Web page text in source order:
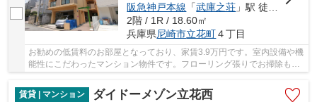
阪急神戸本線 「武庫之荘 」駅 徒歩20分
2階 / 1R / 18.60㎡
兵庫県尼崎市立花町４丁目
お勧めの低賃料のお部屋となっており、家賃3.9万円です。室内設備や機
能性にこだわったマンション物件です。フローリング張りでお掃除も快
適な物件となっています。併設された駐輪場も...
賃貸 | マンション
ダイドーメゾン立花西